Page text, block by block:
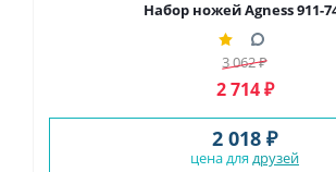
Набор ножей Agness 911-
3 062₽
2 714₽
2 018 ₽
цена для друзей